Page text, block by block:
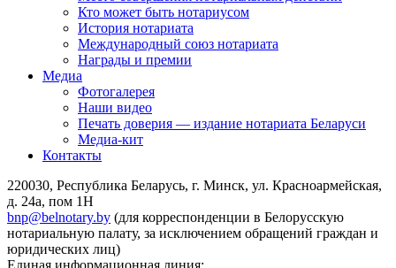
Кто может быть нотариусом
История нотариата
Международный союз нотариата
Награды и премии
Медиа
Фотогалерея
Наши видео
Печать доверия — издание нотариата Беларуси
Медиа-кит
Контакты
220030, Республика Беларусь, г. Минск, ул. Красноармейская,
д. 24а, пом 1Н
bnp@belnotary.by (для корреспонденции в Белорусскую
нотариальную палату, за исключением обращений граждан и
юридических лиц)